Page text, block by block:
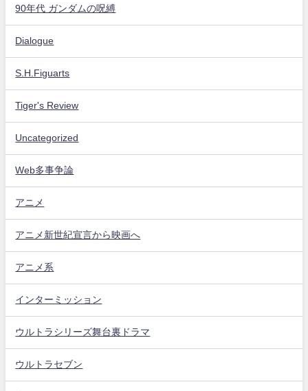
90年代 ガンダムの呪縛
Dialogue
S.H.Figuarts
Tiger's Review
Uncategorized
Web多事争論
アニメ
アニメ新世紀宣言から映画へ
アニメ系
インターミッション
ウルトラシリーズ舞台裏ドラマ
ウルトラセブン